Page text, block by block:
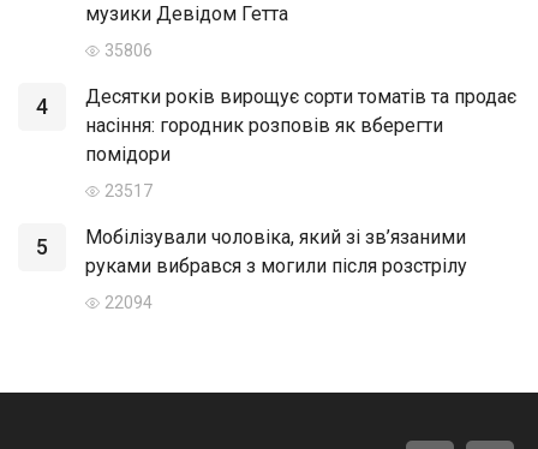
музики Девідом Гетта
35806
4
Десятки років вирощує сорти томатів та продає
насіння: городник розповів як вберегти
помідори
23517
5
Мобілізували чоловіка, який зі зв’язаними
руками вибрався з могили після розстрілу
22094